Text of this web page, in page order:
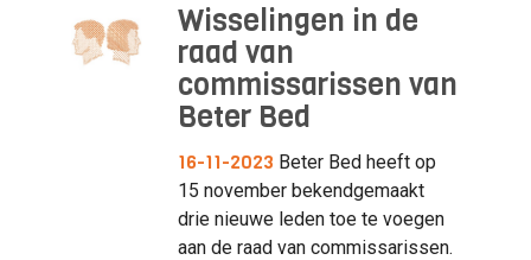
Wisselingen in de
raad van
commissarissen van
Beter Bed
16-11-2023 Beter Bed heeft op
15 november bekendgemaakt
drie nieuwe leden toe te voegen
aan de raad van commissarissen.